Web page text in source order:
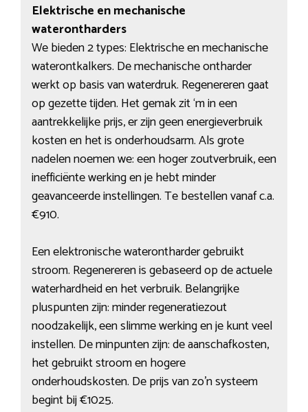
Elektrische en mechanische
waterontharders
We bieden 2 types: Elektrische en mechanische
waterontkalkers. De mechanische ontharder
werkt op basis van waterdruk. Regenereren gaat
op gezette tijden. Het gemak zit ‘m in een
aantrekkelijke prijs, er zijn geen energieverbruik
kosten en het is onderhoudsarm. Als grote
nadelen noemen we: een hoger zoutverbruik, een
inefficiënte werking en je hebt minder
geavanceerde instellingen. Te bestellen vanaf c.a.
€910.
Een elektronische waterontharder gebruikt
stroom. Regenereren is gebaseerd op de actuele
waterhardheid en het verbruik. Belangrijke
pluspunten zijn: minder regeneratiezout
noodzakelijk, een slimme werking en je kunt veel
instellen. De minpunten zijn: de aanschafkosten,
het gebruikt stroom en hogere
onderhoudskosten. De prijs van zo’n systeem
begint bij €1025.